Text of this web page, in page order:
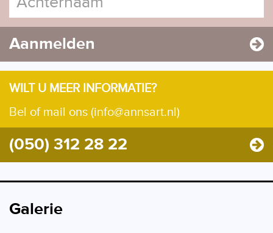
Aanmelden
WILT U MEER INFORMATIE?
Bel of mail ons (info@annsart.nl)
(050) 312 28 22
Galerie